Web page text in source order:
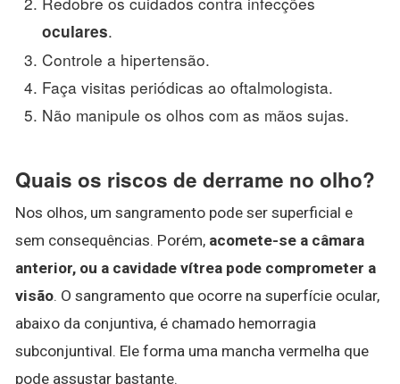
oculares.
Controle a hipertensão.
Faça visitas periódicas ao oftalmologista.
Não manipule os olhos com as mãos sujas.
Quais os riscos de derrame no olho?
Nos olhos, um sangramento pode ser superficial e
sem consequências. Porém, acomete-se a câmara
anterior, ou a cavidade vítrea pode comprometer a
visão. O sangramento que ocorre na superfície ocular,
abaixo da conjuntiva, é chamado hemorragia
subconjuntival. Ele forma uma mancha vermelha que
pode assustar bastante.